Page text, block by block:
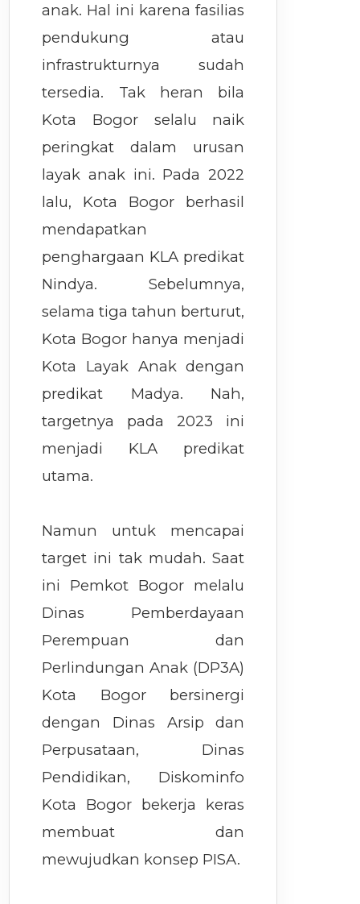
anak. Hal ini karena fasilias
pendukung atau
infrastrukturnya sudah
tersedia. Tak heran bila
Kota Bogor selalu naik
peringkat dalam urusan
layak anak ini. Pada 2022
lalu, Kota Bogor berhasil
mendapatkan
penghargaan KLA predikat
Nindya. Sebelumnya,
selama tiga tahun berturut,
Kota Bogor hanya menjadi
Kota Layak Anak dengan
predikat Madya. Nah,
targetnya pada 2023 ini
menjadi KLA predikat
utama.
Namun untuk mencapai
target ini tak mudah. Saat
ini Pemkot Bogor melalu
Dinas Pemberdayaan
Perempuan dan
Perlindungan Anak (DP3A)
Kota Bogor bersinergi
dengan Dinas Arsip dan
Perpusataan, Dinas
Pendidikan, Diskominfo
Kota Bogor bekerja keras
membuat dan
mewujudkan konsep PISA.